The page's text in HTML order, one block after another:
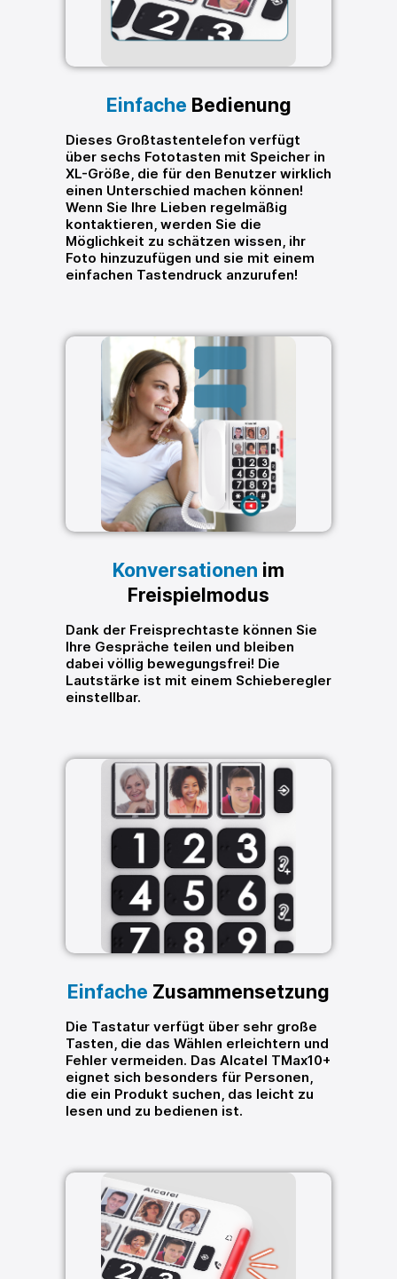
Einfache Bedienung
Dieses Großtastentelefon verfügt
über sechs Fototasten mit Speicher in
XL-Größe, die für den Benutzer wirklich
einen Unterschied machen können!
Wenn Sie Ihre Lieben regelmäßig
kontaktieren, werden Sie die
Möglichkeit zu schätzen wissen, ihr
Foto hinzuzufügen und sie mit einem
einfachen Tastendruck anzurufen!
Konversationen im
Freispielmodus
Dank der Freisprechtaste können Sie
Ihre Gespräche teilen und bleiben
dabei völlig bewegungsfrei! Die
Lautstärke ist mit einem Schieberegler
einstellbar.
Einfache Zusammensetzung
Die Tastatur verfügt über sehr große
Tasten, die das Wählen erleichtern und
Fehler vermeiden. Das Alcatel TMax10+
eignet sich besonders für Personen,
die ein Produkt suchen, das leicht zu
lesen und zu bedienen ist.